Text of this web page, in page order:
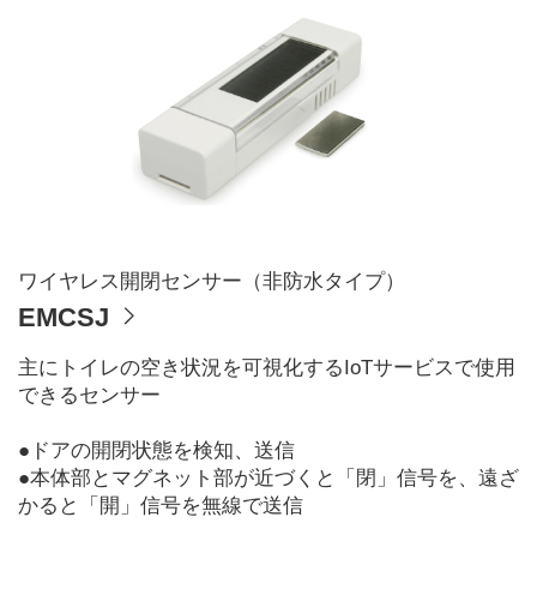
ワイヤレス開閉センサー（非防水タイプ）
EMCSJ
主にトイレの空き状況を可視化するIoTサービスで使用
できるセンサー
●ドアの開閉状態を検知、送信
●本体部とマグネット部が近づくと「閉」信号を、遠ざ
かると「開」信号を無線で送信